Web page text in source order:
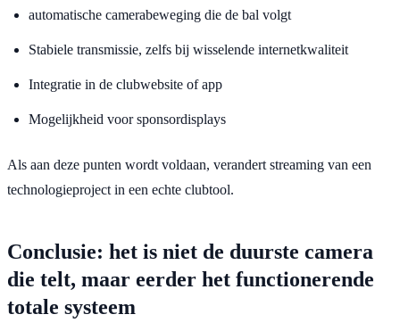
automatische camerabeweging die de bal volgt
Stabiele transmissie, zelfs bij wisselende internetkwaliteit
Integratie in de clubwebsite of app
Mogelijkheid voor sponsordisplays
Als aan deze punten wordt voldaan, verandert streaming van een
technologieproject in een echte clubtool.
Conclusie: het is niet de duurste camera
die telt, maar eerder het functionerende
totale systeem